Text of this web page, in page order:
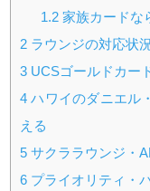
1.2家族カードな
2 ラウンジの対応状
3 UCSゴールドカー
4 ハワイのダニエル
える
5 サクララウンジ・
6 プライオリティ・